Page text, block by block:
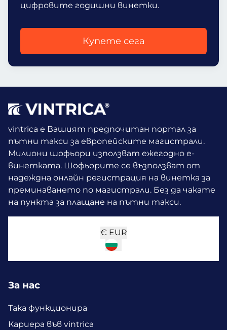
цифровите годишни винетки.
Купете сега
vintrica е Вашият предпочитан портал за
пътни такси за европейските магистрали.
Милиони шофьори използват ежегодно е-
винетката. Шофьорите се възползват от
надеждна онлайн регистрация на винетка за
преминаването по магистрали. Без да чакате
на пункта за плащане на пътни такси.
€ EUR
За нас
Така функционира
Кариера във vintrica